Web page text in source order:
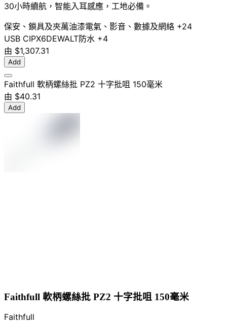
30小時續航，智能入耳感應，工地必備。
保安、鎖具及夾萬油漆電氣、影音、數據及網絡 +24
USB CIPX6DEWALT防水 +4
由 $1,307.31
Add
Faithfull 軟柄螺絲批 PZ2 十字批咀 150毫米
由 $40.31
Add
Faithfull 軟柄螺絲批 PZ2 十字批咀 150毫米
Faithfull